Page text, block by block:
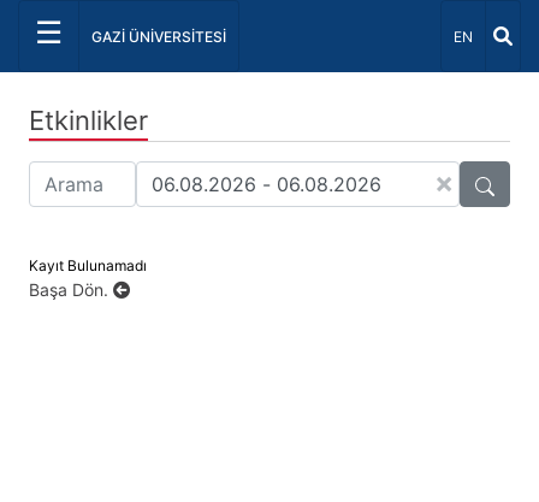
☰ GAZİ ÜNİVERSİTESİ Dil Seçiniz
EN
Etkinlikler
×
Kayıt Bulunamadı
Başa Dön.